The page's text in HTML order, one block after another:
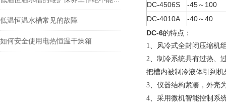
低温恒温水槽常见的故障
如何安全使用电热恒温干燥箱
DC-4506S
-45 ～ 100
DC-4010A
-40 ～ 40
DC-6的特点：
1、风冷式全封闭压缩机
2、制冷系统具有过热、
把槽内被制冷液体引到
3、仪器结构紧凑，外壳
4、采用微机智能控制系